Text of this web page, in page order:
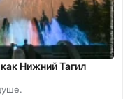
Нижний Тагил